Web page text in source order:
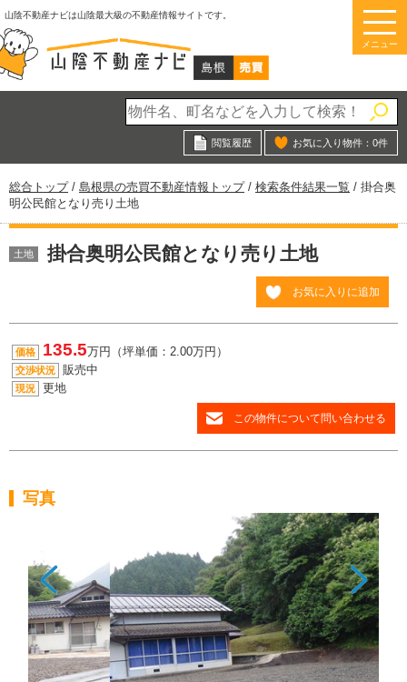
このページの本文へ
山陰不動産ナビは山陰最大級の不動産情報サイトです。
メニュー
閲覧履歴 お気に入り物件： 0件
現
在
の
置：
総合トップ/ 島根県の売買不動産情報トップ/ 検索条件結果一覧 / 掛合奥
明公民館となり売り土地
土地 掛合奥明公民館となり売り土地
お気に入りに追加
価格 135.5万円（坪単価：2.00万円）
交渉状況 販売中
現況 更地
この物件について問い合わせる
写真